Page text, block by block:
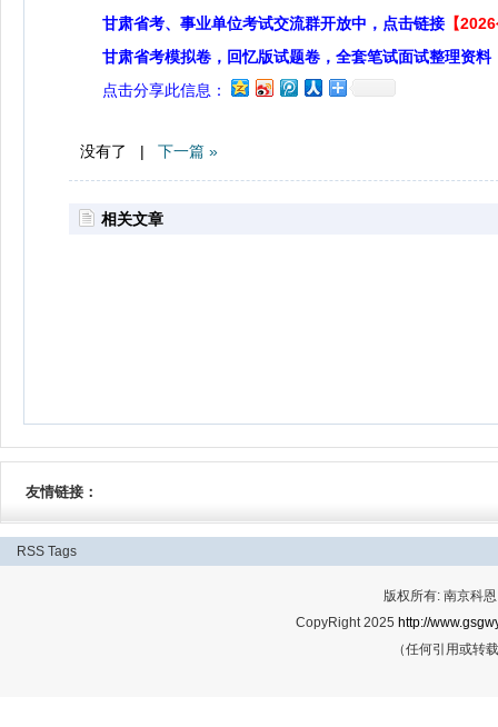
甘肃省考、事业单位考试交流群开放中，点击链接 【
甘肃省考模拟卷，回忆版试题卷，全套笔试面试整理资料
点击分享此信息：
没有了 | 下一篇 »
相关文章
友情链接：
RSS Tags
版权所有: 南京科
CopyRight 2025 http://
（任何引用或转